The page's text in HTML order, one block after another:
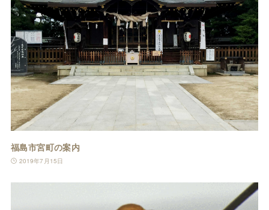
福島市宮町の案内
2019年7月15日